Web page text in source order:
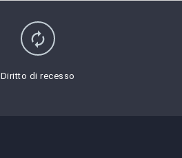
autorenew
Diritto di recesso